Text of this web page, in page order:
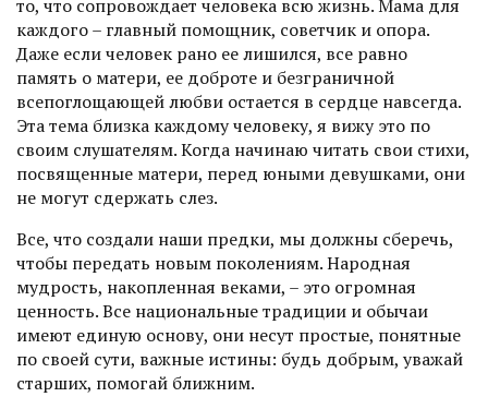
то, что сопровождает человека всю жизнь. Мама для
каждого – главный помощник, советчик и опора.
Даже если человек рано ее лишился, все равно
память о матери, ее доброте и безграничной
всепоглощающей любви остается в сердце навсегда.
Эта тема близка каждому человеку, я вижу это по
своим слушателям. Когда начинаю читать свои стихи,
посвященные матери, перед юными девушками, они
не могут сдержать слез.
Все, что создали наши предки, мы должны сберечь,
чтобы передать новым поколениям. Народная
мудрость, накопленная веками, – это огромная
ценность. Все национальные традиции и обычаи
имеют единую основу, они несут простые, понятные
по своей сути, важные истины: будь добрым, уважай
старших, помогай ближним.